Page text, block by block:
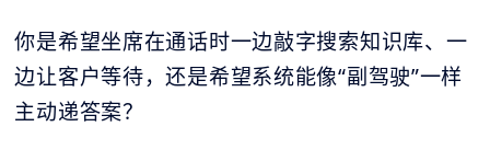
你是希望坐席在通话时一边敲字搜索知识库、一
边让客户等待，还是希望系统能像“副驾驶”一样
主动递答案？